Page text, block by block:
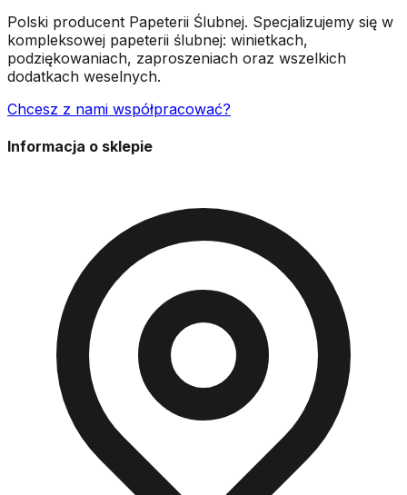
Polski producent Papeterii Ślubnej. Specjalizujemy się w
kompleksowej papeterii ślubnej: winietkach,
podziękowaniach, zaproszeniach oraz wszelkich
dodatkach weselnych.
Chcesz z nami współpracować?
Informacja o sklepie